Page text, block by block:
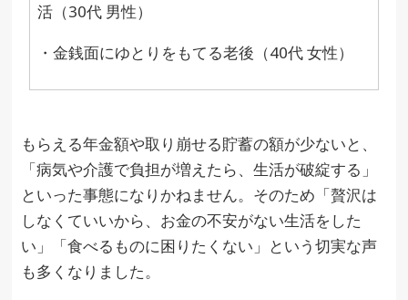
活（30代 男性）
・金銭面にゆとりをもてる老後（40代 女性）
もらえる年金額や取り崩せる貯蓄の額が少ないと、
「病気や介護で負担が増えたら、生活が破綻する」
といった事態になりかねません。そのため「贅沢は
しなくていいから、お金の不安がない生活をした
い」「食べるものに困りたくない」という切実な声
も多くなりました。